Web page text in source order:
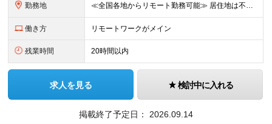
勤務地 ≪全国各地からリモート勤務可能≫ 居住地は不問ですが、緊急対応や重要な顧客対応時に、本社またはクライアント先へ出社・訪問できる方を歓迎します。 ※基本リモート勤務ですが、案件により出社が発生するため、
働き方 リモートワークがメイン
残業時間 20時間以内
求人を見る 検討中に入れる
掲載終了予定日： 2026.09.14